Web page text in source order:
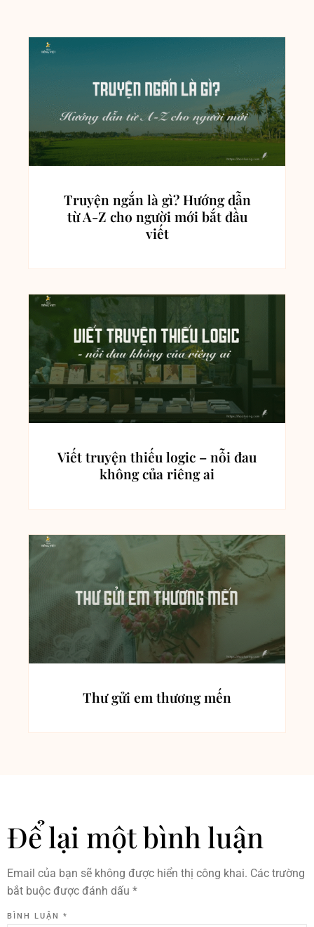
Truyện ngắn là gì? Hướng dẫn
từ A-Z cho người mới bắt đầu
viết
Viết truyện thiếu logic – nỗi đau
không của riêng ai
Thư gửi em thương mến
Để lại một bình luận
Email của bạn sẽ không được hiển thị công khai. Các trường
bắt buộc được đánh dấu *
BÌNH LUẬN *